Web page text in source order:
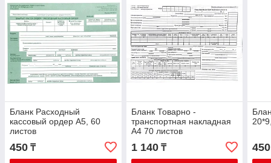
Бланк Расходный
кассовый ордер А5, 60
листов
450 ₸
Бланк Товарно -
транспортная накладная
А4 70 листов
1 140₸ 450